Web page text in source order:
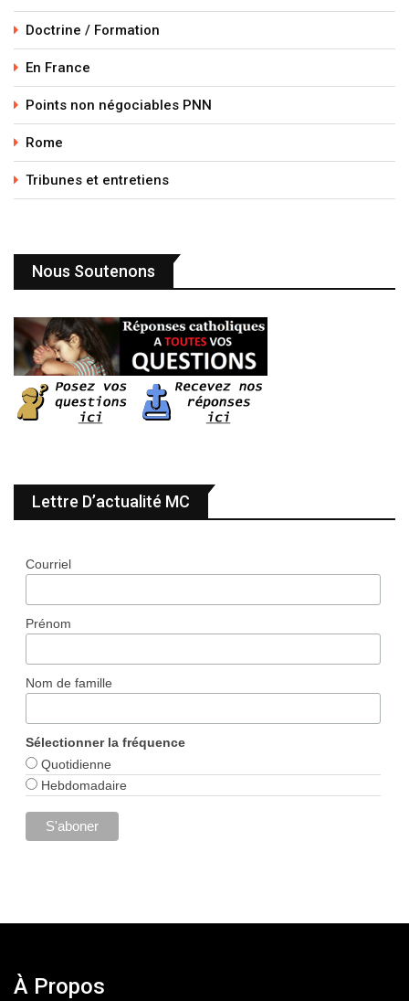
Doctrine / Formation
En France
Points non négociables PNN
Rome
Tribunes et entretiens
Nous Soutenons
Lettre D’actualité MC
Courriel
Prénom
Nom de famille
Sélectionner la fréquence
Quotidienne
Hebdomadaire
À Propos